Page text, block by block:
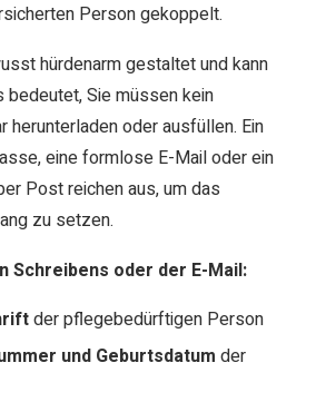
Person gekoppelt.
hürdenarm gestaltet und kann
Sie müssen kein
herunterladen oder ausfüllen. Ein
eine formlose E-Mail oder ein
Post reichen aus, um das
zu setzen.
Schreibens oder der E-Mail:
der pflegebedürftigen Person
und Geburtsdatum der